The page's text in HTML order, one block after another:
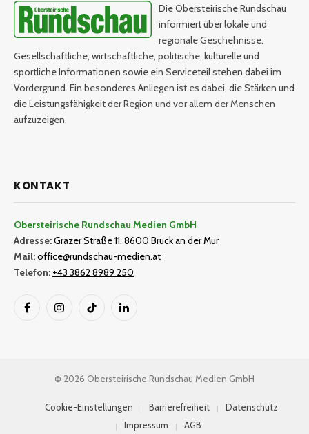
Die Obersteirische Rundschau
informiert über lokale und
regionale Geschehnisse.
Gesellschaftliche, wirtschaftliche, politische, kulturelle und
sportliche Informationen sowie ein Serviceteil stehen dabei im
Vordergrund. Ein besonderes Anliegen ist es dabei, die Stärken und
die Leistungsfähigkeit der Region und vor allem der Menschen
aufzuzeigen.
KONTAKT
Obersteirische Rundschau Medien GmbH
Adresse:Grazer Straße 11, 8600 Bruck an der Mur
Mail:office@rundschau-medien.at
Telefon: +43 3862 8989 250
FacebookInstagramTikTok LinkedIn
© 2026 Obersteirische Rundschau Medien GmbH
Cookie-Einstellungen Barrierefreiheit
Datenschutz
Impressum
AGB